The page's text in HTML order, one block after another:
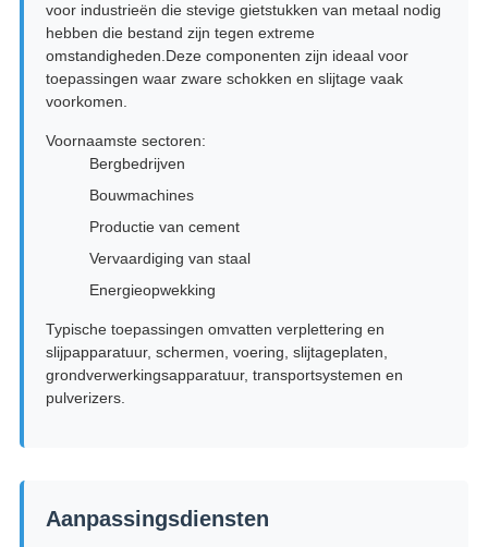
voor industrieën die stevige gietstukken van metaal nodig
hebben die bestand zijn tegen extreme
omstandigheden.Deze componenten zijn ideaal voor
toepassingen waar zware schokken en slijtage vaak
voorkomen.
Voornaamste sectoren:
Bergbedrijven
Bouwmachines
Productie van cement
Vervaardiging van staal
Energieopwekking
Typische toepassingen omvatten verplettering en
slijpapparatuur, schermen, voering, slijtageplaten,
grondverwerkingsapparatuur, transportsystemen en
pulverizers.
Aanpassingsdiensten